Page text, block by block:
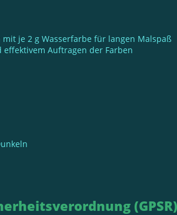
je 2 g Wasserfarbe für langen Malspaß
Auftragen der Farben
(GPSR)